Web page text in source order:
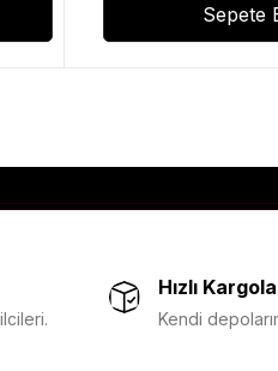
Sepete
Hızlı
Kendi